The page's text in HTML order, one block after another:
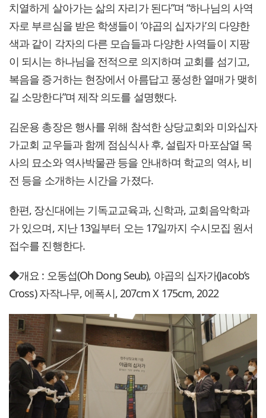
치열하게 살아가는 삶의 자리가 된다”며 “하나님의 사역
자로 부르심을 받은 학생들이 ‘야곱의 십자가’의 다양한
색과 같이 각자의 다른 모습들과 다양한 사역들이 지팡
이 되시는 하나님을 전적으로 의지하며 교회를 섬기고,
복음을 증거하는 현장에서 아름답고 풍성한 열매가 맺히
길 소망한다”며 제작 의도를 설명했다.
김운용 총장은 행사를 위해 참석한 상당교회와 미와십자
가교회 교우들과 함께 점심식사 후, 설립자 마포삼열 목
사의 묘소와 역사박물관 등을 안내하며 학교의 역사, 비
전 등을 소개하는 시간을 가졌다.
한편, 장신대에는 기독교교육과, 신학과, 교회음악학과
가 있으며, 지난 13일부터 오는 17일까지 수시모집 원서
접수를 진행한다.
◆개요 : 오동섭(Oh Dong Seub), 야곱의 십자가(Jacob’s
Cross) 자작나무, 에폭시, 207cm X 175cm, 2022